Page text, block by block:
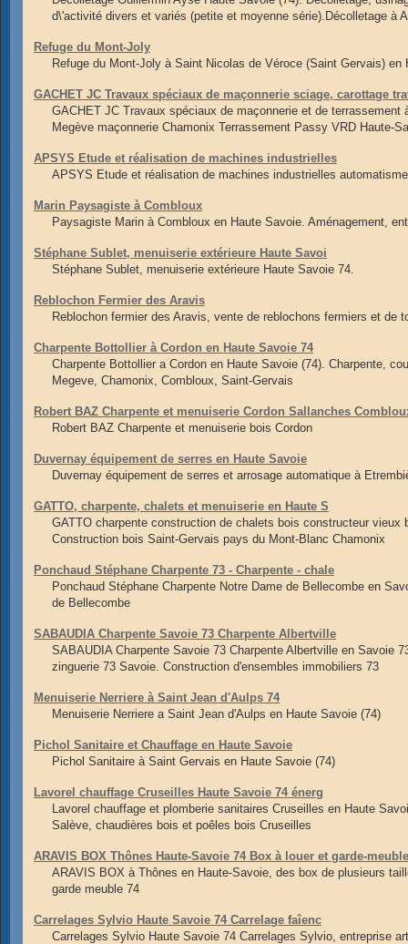
d\'activité divers et variés (petite et moyenne série).Décolletage à
Refuge du Mont-Joly
Refuge du Mont-Joly à Saint Nicolas de Véroce (Saint Gervais) en
GACHET JC Travaux spéciaux de maçonnerie sciage, carottage
GACHET JC Travaux spéciaux de maçonnerie et de
Megève maçonnerie Chamonix Terrassement Passy VRD Haute-
APSYS Etude et réalisation de machines industrielles
APSYS Etude et réalisation de machines industrielles
Marin Paysagiste à Combloux
Paysagiste Marin à Combloux en Haute Savoie. Aménagement,
Stéphane Sublet, menuiserie extérieure Haute Savoi
Stéphane Sublet, menuiserie extérieure Haute Savoie 74.
Reblochon Fermier des Aravis
Reblochon fermier des Aravis, vente de reblochons fermiers et de
Charpente Bottollier à Cordon en Haute Savoie 74
Charpente Bottollier a Cordon en Haute Savoie (74). Charpente,
Megeve, Chamonix, Combloux, Saint-Gervais
Robert BAZ Charpente et menuiserie Cordon Sallanches
Robert BAZ Charpente et menuiserie bois Cordon
Duvernay équipement de serres en Haute Savoie
Duvernay équipement de serres et arrosage automatique à
GATTO, charpente, chalets et menuiserie en Haute S
GATTO charpente construction de chalets bois constructeur
Construction bois Saint-Gervais pays du Mont-Blanc Chamonix
Ponchaud Stéphane Charpente 73 - Charpente - chale
Ponchaud Stéphane Charpente Notre Dame de Bellecombe en
de Bellecombe
SABAUDIA Charpente Savoie 73 Charpente Albertville
SABAUDIA Charpente Savoie 73 Charpente Albertville en Savoie
zinguerie 73 Savoie. Construction d'ensembles immobiliers 73
Menuiserie Nerriere à Saint Jean d'Aulps 74
Menuiserie Nerriere a Saint Jean d'Aulps en Haute Savoie (74)
Pichol Sanitaire et Chauffage en Haute Savoie
Pichol Sanitaire à Saint Gervais en Haute Savoie (74)
Lavorel chauffage Cruseilles Haute Savoie 74 énerg
Lavorel chauffage et plomberie sanitaires Cruseilles en Haute
Salève, chaudières bois et poêles bois Cruseilles
ARAVIS BOX Thônes Haute-Savoie 74 Box à louer et garde-meuble
ARAVIS BOX à Thônes en Haute-Savoie, des box de plusieurs
garde meuble 74
Carrelages Sylvio Haute Savoie 74 Carrelage faîenc
Carrelages Sylvio Haute Savoie 74 Carrelages Sylvio, entreprise